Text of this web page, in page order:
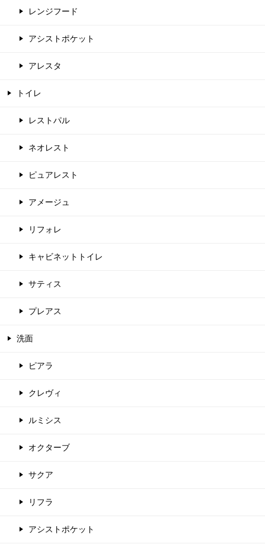
レンジフード
アシストポケット
アレスタ
トイレ
レストパル
ネオレスト
ピュアレスト
アメージュ
リフォレ
キャビネットトイレ
サティス
プレアス
洗面
ピアラ
クレヴィ
ルミシス
オクターブ
サクア
リフラ
アシストポケット